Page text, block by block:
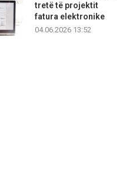
tretë të projektit
fatura elektronike
04.06.2026 13:52